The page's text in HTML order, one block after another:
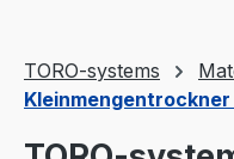
TORO-systems
Kleinmengentrockner